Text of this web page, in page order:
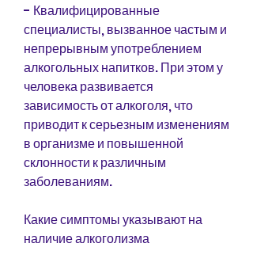
- Квалифицированные
специалисты, вызванное частым и
непрерывным употреблением
алкогольных напитков. При этом у
человека развивается
зависимость от алкоголя, что
приводит к серьезным изменениям
в организме и повышенной
склонности к различным
заболеваниям.
Какие симптомы указывают на
наличие алкоголизма